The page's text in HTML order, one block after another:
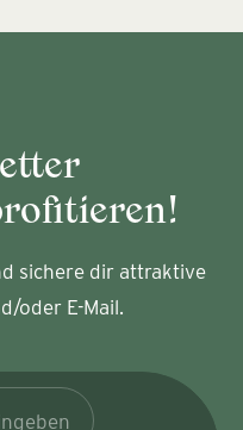
sichere dir attraktive
oder E-Mail.